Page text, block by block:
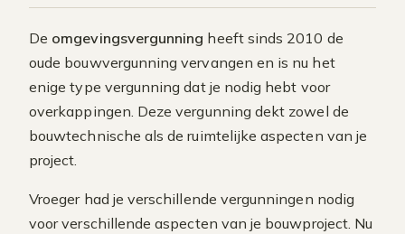
De omgevingsvergunning heeft sinds 2010 de
oude bouwvergunning vervangen en is nu het
enige type vergunning dat je nodig hebt voor
overkappingen. Deze vergunning dekt zowel de
bouwtechnische als de ruimtelijke aspecten van je
project.
Vroeger had je verschillende vergunningen nodig
voor verschillende aspecten van je bouwproject. Nu